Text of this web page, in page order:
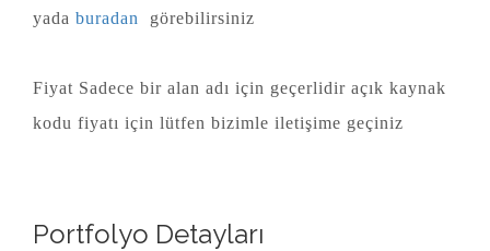
yada buradan görebilirsiniz
Fiyat Sadece bir alan adı için geçerlidir açık kaynak
kodu fiyatı için lütfen bizimle iletişime geçiniz
Portfolyo Detayları